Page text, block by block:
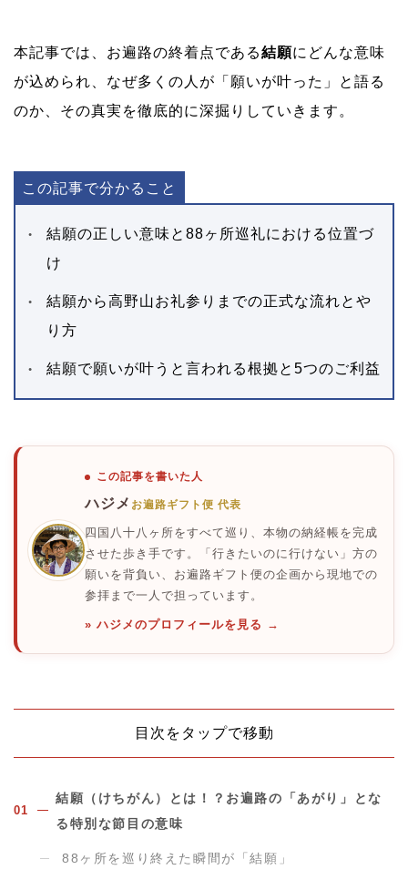
本記事では、お遍路の終着点である結願にどんな意味
が込められ、なぜ多くの人が「願いが叶った」と語る
のか、その真実を徹底的に深掘りしていきます。
この記事で分かること
結願の正しい意味と88ヶ所巡礼における位置づ
け
結願から高野山お礼参りまでの正式な流れとや
り方
結願で願いが叶うと言われる根拠と5つのご利益
この記事を書いた人
ハジメ お遍路ギフト便 代表
四国八十八ヶ所をすべて巡り、本物の納経帳を完成
させた歩き手です。「行きたいのに行けない」方の
願いを背負い、お遍路ギフト便の企画から現地での
参拝まで一人で担っています。
» ハジメのプロフィールを見る →
目次をタップで移動
結願（けちがん）とは！？お遍路の「あがり」とな
る特別な節目の意味
88ヶ所を巡り終えた瞬間が「結願」